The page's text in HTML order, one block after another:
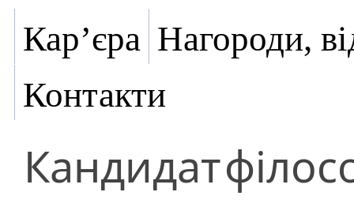
Кар’єра Нагороди,
Контакти
Кандидат